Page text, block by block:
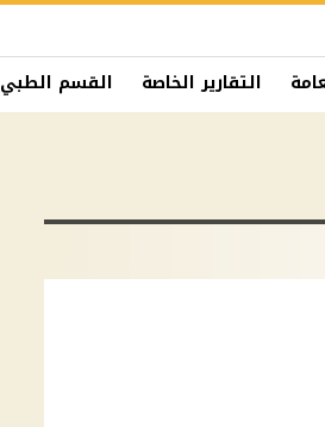
التقارير الخاصة القسم الطبي